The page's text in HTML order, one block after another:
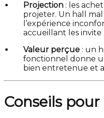
Projection : les
projeter. Un hall
l’expérience
accueillant les invite
Valeur perçue : un
fonctionnel donne
bien entretenue et
Conseils